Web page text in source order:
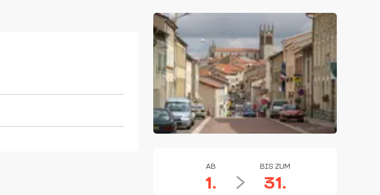
ÖFFNUNGSZEITEN &
AB
1.
BIS ZUM
31.